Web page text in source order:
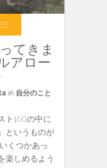
てきま
アロー
in 自分のこと
ト100の中に
というものが
くつかあっ
楽しめるよう